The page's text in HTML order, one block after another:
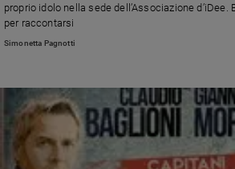
proprio idolo nella sede dell’Associazione d’iDee.
per raccontarsi
Simonetta Pagnotti